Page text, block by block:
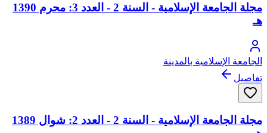
مجلة الجامعة الإسلامية - السنة 2 - العدد 3: محرم 1390
هـ
الجامعة الإسلامية بالمدينة
تفاصيل
مجلة الجامعة الإسلامية - السنة 2 - العدد 2: شوال 1389